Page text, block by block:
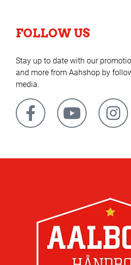
FOLLOW US
Stay up to date with our
and more from Aahshop by
media.